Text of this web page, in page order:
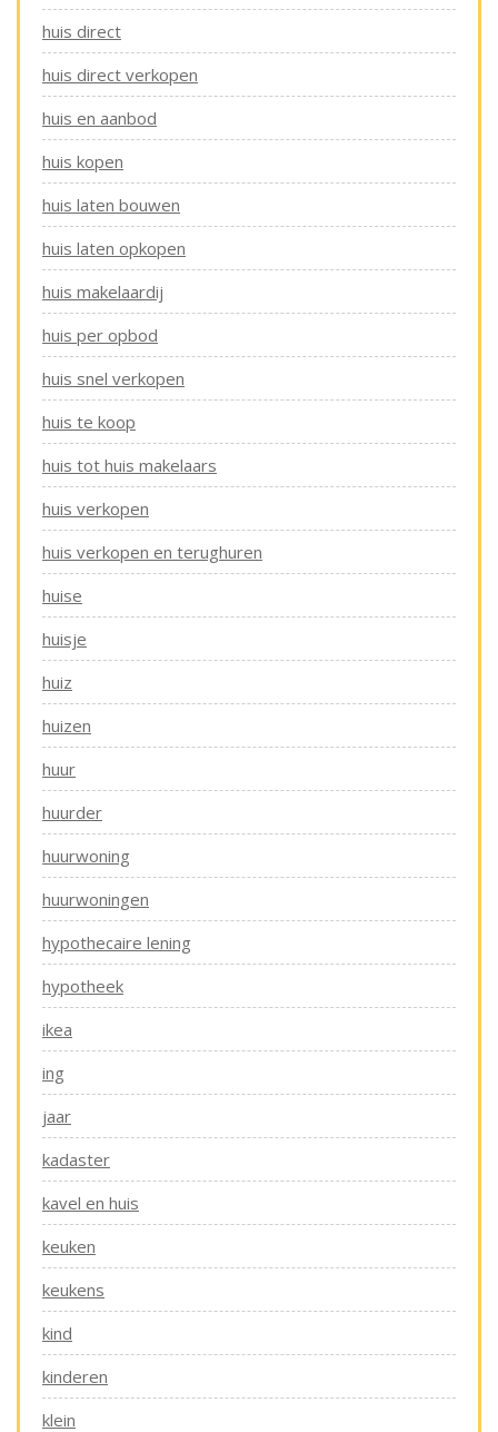
huis direct
huis direct verkopen
huis en aanbod
huis kopen
huis laten bouwen
huis laten opkopen
huis makelaardij
huis per opbod
huis snel verkopen
huis te koop
huis tot huis makelaars
huis verkopen
huis verkopen en terughuren
huise
huisje
huiz
huizen
huur
huurder
huurwoning
huurwoningen
hypothecaire lening
hypotheek
ikea
ing
jaar
kadaster
kavel en huis
keuken
keukens
kind
kinderen
klein